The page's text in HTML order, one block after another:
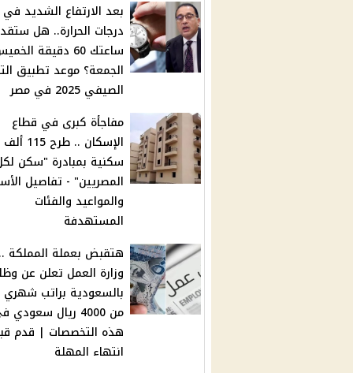
بعد الارتفاع الشديد في
درجات الحرارة.. هل
ساعتك 60 دقيقة
الجمعة؟ موعد تطبيق
الصيفي 2025 في مصر
مفاجأة كبرى في قطاع
الإسكان ..
سكنية بمبادرة "سكن
المصريين" - تفاصيل
والمواعيد والفئات
المستهدفة
هتقبض بعملة المملكة
وزارة العمل تعلن عن
بالسعودية براتب شهري
من 4000 ريال
هذه التخصصات | قدم
انتهاء المهلة